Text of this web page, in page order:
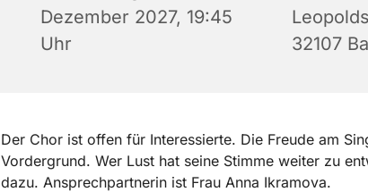
Dezember 2027, 19:45
Uhr
32107
Der Chor ist offen für Interessierte. Die Freude am
Vordergrund. Wer Lust hat seine Stimme weiter zu
dazu. Ansprechpartnerin ist Frau Anna Ikramova.